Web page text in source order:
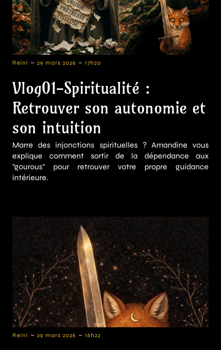
Reini - 29 mars 2026 - 17h20
Vlog01-Spiritualité :
Retrouver son autonomie et
son intuition
Marre des injonctions spirituelles ? Amandine vous
explique comment sortir de la dépendance aux
"gourous" pour retrouver votre propre guidance
intérieure.
Reini - 29 mars 2026 - 16h22